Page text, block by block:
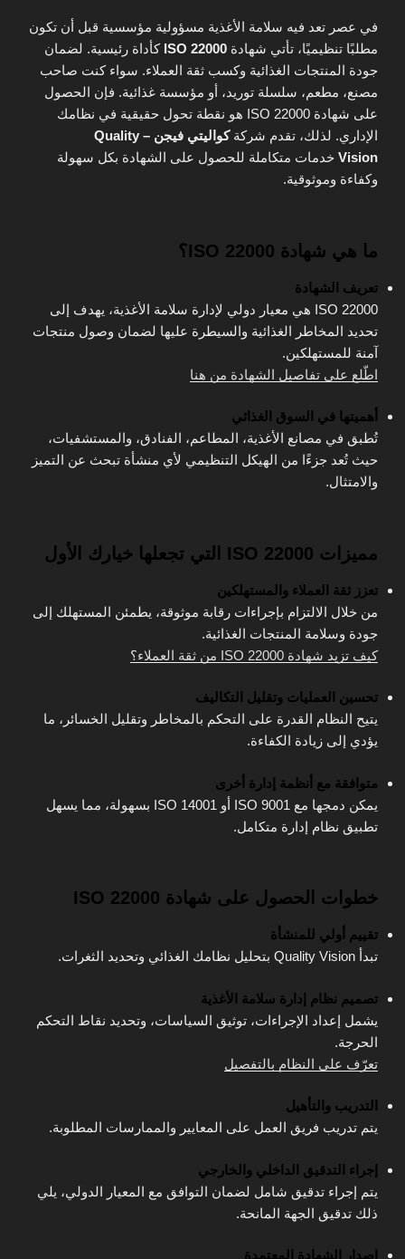
في عصر تعد فيه سلامة الأغذية مسؤولية مؤسسية قبل أن تكون
مطلبًا تنظيميًا، تأتي شهادة ISO 22000 كأداة رئيسية. لضمان
جودة المنتجات الغذائية وكسب ثقة العملاء. سواء كنت صاحب
مصنع، مطعم، سلسلة توريد، أو مؤسسة غذائية. فإن الحصول
على شهادة ISO 22000 هو نقطة تحول حقيقية في نظامك
الإداري. لذلك، تقدم شركة
كواليتي فيجن – Quality
Vision خدمات متكاملة للحصول على الشهادة بكل سهولة
وكفاءة وموثوقية.
ما هي شهادة ISO 22000؟
تعريف الشهادة
ISO 22000 هي معيار دولي لإدارة سلامة الأغذية، يهدف إلى
تحديد المخاطر الغذائية والسيطرة عليها لضمان وصول منتجات
آمنة للمستهلكين.
اطّلع على تفاصيل الشهادة من هنا
أهميتها في السوق الغذائي
تُطبق في مصانع الأغذية، المطاعم، الفنادق، والمستشفيات،
حيث تُعد جزءًا من الهيكل التنظيمي لأي منشأة تبحث عن التميز
والامتثال.
مميزات ISO 22000 التي تجعلها خيارك الأول
تعزز ثقة العملاء والمستهلكين
من خلال الالتزام بإجراءات رقابة موثوقة، يطمئن المستهلك إلى
جودة وسلامة المنتجات الغذائية.
كيف تزيد شهادة ISO 22000 من ثقة العملاء؟
تحسين العمليات وتقليل التكاليف
يتيح النظام القدرة على التحكم بالمخاطر وتقليل الخسائر، ما
يؤدي إلى زيادة الكفاءة.
متوافقة مع أنظمة إدارة أخرى
يمكن دمجها مع ISO 9001 أو ISO 14001 بسهولة، مما يسهل
تطبيق نظام إدارة متكامل.
خطوات الحصول على شهادة ISO 22000
تقييم أولي للمنشأة
تبدأ Quality Vision بتحليل نظامك الغذائي وتحديد الثغرات.
تصميم نظام إدارة سلامة الأغذية
يشمل إعداد الإجراءات، توثيق السياسات، وتحديد نقاط التحكم
الحرجة.
تعرّف على النظام بالتفصيل
التدريب والتأهيل
يتم تدريب فريق العمل على المعايير والممارسات المطلوبة.
إجراء التدقيق الداخلي والخارجي
يتم إجراء تدقيق شامل لضمان التوافق مع المعيار الدولي، يلي
ذلك تدقيق الجهة المانحة.
إصدار الشهادة المعتمدة